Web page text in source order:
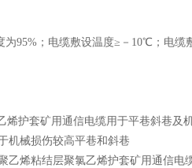
95%；电缆敷设温度≥－10℃；电缆
护套矿用通信电缆用于平巷斜巷及
机械损伤较高平巷和斜巷
乙烯粘结层聚氯乙烯护套矿用通信电